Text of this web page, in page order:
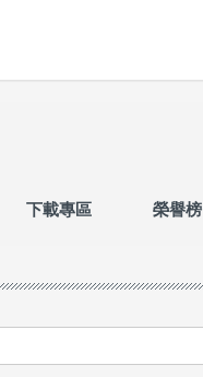
下載專區 榮譽榜